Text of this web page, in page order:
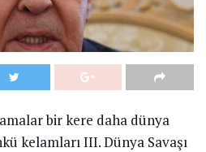
bir kere daha dünya
kelamları III. Dünya Savaşı